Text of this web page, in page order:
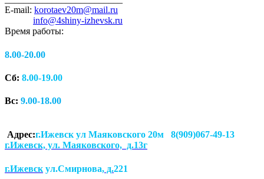
E-mail: korotaev20m@mail.ru
info@4shiny-izhevsk.ru
Время работы:
8.00-20.00
Сб: 8.00-19.00
Вс: 9.00-18.00
Адрес:г.Ижевск ул Маяковского 20м 8(909)067-49-13
г.Ижевск, ул. Маяковского, д.13г
г.Ижевск ул.Смирнова, д.221